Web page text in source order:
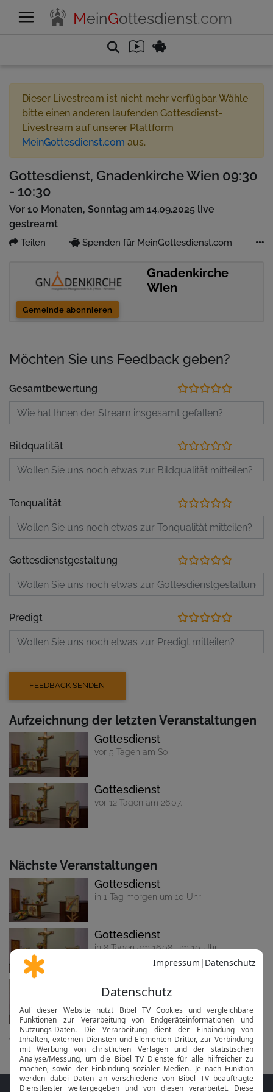
MeinGottesdienst.com
Dieser Livestream ist nicht mehr verfügbar. Wähle
bitte einen anderen laufenden Gottesdienst-
Livestream auf unserer Plattform
MeinGottesdienst.com aus.
Gottesdienst, Gnadenkirche Wien 09:30
- 10:30
Vor 10 Monaten, Sonntag am 14.09.2025 live
gestreamt
Teilen Spenden für MeinGottesdienst.com
Gnadenkirche
Wien
Gemeinde abonnieren
Möchten Sie uns Feedback geben?
Gesamtbewertung
Bildqualität
Tonqualität
Gottesdienstgestaltung
Predigt
Aufzeichnung der letzten Veranstaltungen
Gottesdienst
vor 5 Tagen am So
Gottesdienst
vor 12 Tagen am 26.07.
Nächste Veranstaltungen
Gottesdienst
in 1 Tag morgen um 10 Uhr
Gottesdienst
in 8 Tagen am 16.08. um 10 Uhr
Gottesdienst
in 15 Tagen am 23.08. um 10 Uhr
alle anzeigen...